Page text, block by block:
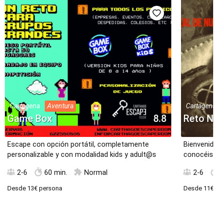
Cartagena Aventura
Game Box 8.8
Escape con opción portátil, completamente
personalizable y con modalidad kids y adult@s
2-6 60 min. Normal
Desde 13€ persona
Cartagena
Reto
conocéis
2-6
Desde 11€